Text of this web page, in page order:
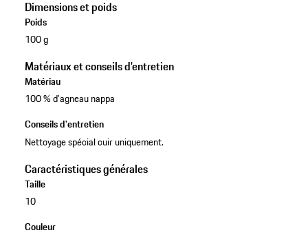
Dimensions et poids
Poids
100 g
Matériaux et conseils d'entretien
Matériau
100 % d’agneau nappa
Conseils d'entretien
Nettoyage spécial cuir uniquement.
Caractéristiques générales
Taille
10
Couleur